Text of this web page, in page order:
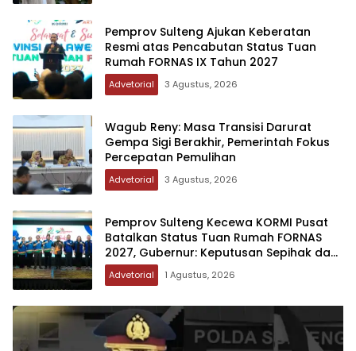
Pemprov Sulteng Ajukan Keberatan
Resmi atas Pencabutan Status Tuan
Rumah FORNAS IX Tahun 2027
Advetorial 3 Agustus, 2026
Wagub Reny: Masa Transisi Darurat
Gempa Sigi Berakhir, Pemerintah Fokus
Percepatan Pemulihan
Advetorial 3 Agustus, 2026
Pemprov Sulteng Kecewa KORMI Pusat
Batalkan Status Tuan Rumah FORNAS
2027, Gubernur: Keputusan Sepihak dan
Tanpa Koordinasi
Advetorial 1 Agustus, 2026